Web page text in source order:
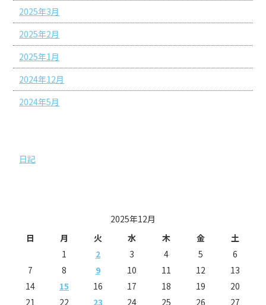
2025年3月
2025年2月
2025年1月
2024年12月
2024年5月
日記
2025年12月
日
月 火 水 木 金
土
1
2 3 4 5
6
7
8 9 10 11 12
13
14
15 16 17 18 19
20
21
22 23 24 25 26 27